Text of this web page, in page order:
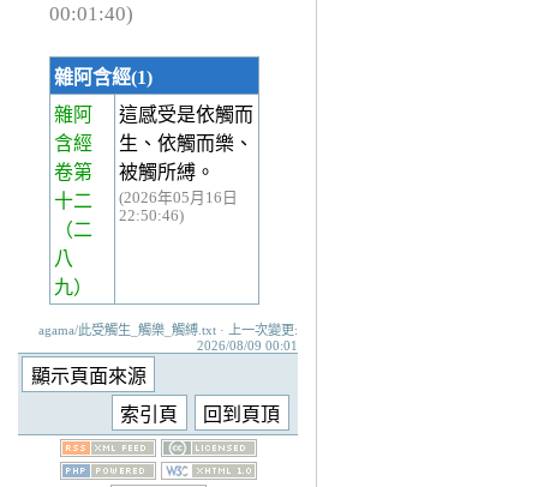
00:01:40)
雜阿含經(1)
雜阿
含經
卷第
十二
（二
八
九）
這感受是依觸而
生、依觸而樂、
被觸所縛。
(2026年05月16日
22:50:46)
agama/此受觸生_觸樂_觸縛.txt · 上一次變更:
2026/08/09 00:01